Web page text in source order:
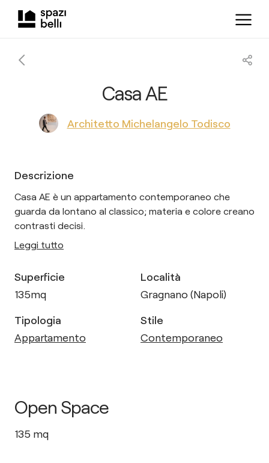
Casa AE
Architetto Michelangelo Todisco
Descrizione
Casa AE è un appartamento contemporaneo che
guarda da lontano al classico; materia e colore creano
contrasti decisi.
Leggi tutto
Superficie
135mq
Località
Gragnano (Napoli)
Tipologia
Appartamento
Stile
Contemporaneo
Open Space
135 mq